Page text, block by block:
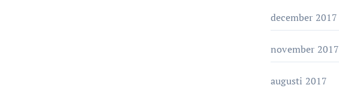
december 2017
november 2017
augusti 2017